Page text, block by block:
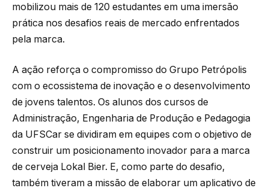
mobilizou mais de 120 estudantes em uma imersão
prática nos desafios reais de mercado enfrentados
pela marca.
A ação reforça o compromisso do Grupo Petrópolis
com o ecossistema de inovação e o desenvolvimento
de jovens talentos. Os alunos dos cursos de
Administração, Engenharia de Produção e Pedagogia
da UFSCar se dividiram em equipes com o objetivo de
construir um posicionamento inovador para a marca
de cerveja Lokal Bier. E, como parte do desafio,
também tiveram a missão de elaborar um aplicativo de